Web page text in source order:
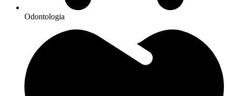
Odontologia